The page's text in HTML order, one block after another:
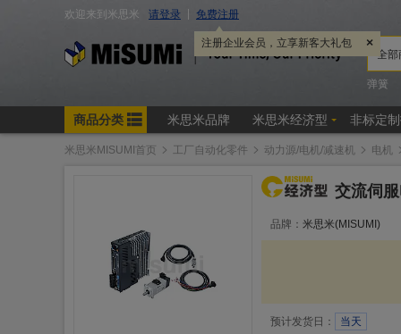
米思米MISUMI首页 工厂自动化零件 动力源/电机/减速机 电机
交流伺
品牌： 米思米(MISUMI)
预计发货日： 当天